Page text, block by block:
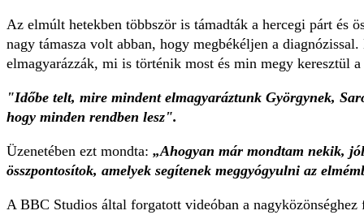
Az elmúlt hetekben többször is támadták a hercegi párt és
nagy támasza volt abban, hogy megbékéljen a
elmagyarázzák, mi is történik most és min megy keresztül
"Időbe telt, mire mindent elmagyaráztunk Györgynek,
hogy minden rendben lesz".
Üzenetében ezt mondta: „Ahogyan már mondtam nekik,
összpontosítok, amelyek segítenek meggyógyulni az
A BBC Studios által forgatott videóban a